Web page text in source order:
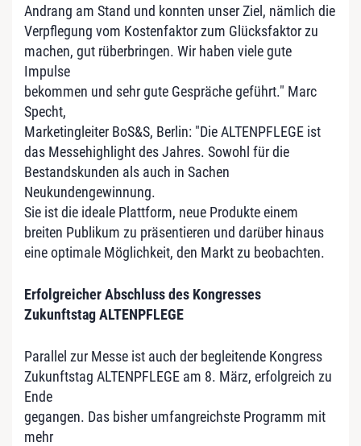
Andrang am Stand und konnten unser Ziel, nämlich die
Verpflegung vom Kostenfaktor zum Glücksfaktor zu
machen, gut rüberbringen. Wir haben viele gute
Impulse
bekommen und sehr gute Gespräche geführt." Marc
Specht,
Marketingleiter BoS&S, Berlin: "Die ALTENPFLEGE ist
das Messehighlight des Jahres. Sowohl für die
Bestandskunden als auch in Sachen
Neukundengewinnung.
Sie ist die ideale Plattform, neue Produkte einem
breiten Publikum zu präsentieren und darüber hinaus
eine optimale Möglichkeit, den Markt zu beobachten.
Erfolgreicher Abschluss des Kongresses
Zukunftstag ALTENPFLEGE
Parallel zur Messe ist auch der begleitende Kongress
Zukunftstag ALTENPFLEGE am 8. März, erfolgreich zu
Ende
gegangen. Das bisher umfangreichste Programm mit
mehr